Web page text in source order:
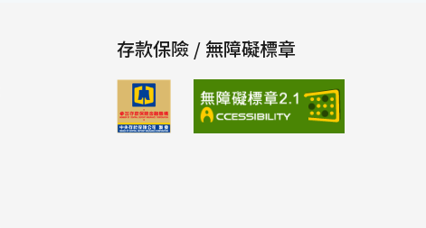
54萬元，歡迎對Fintech有興趣的學生組隊前
來挑戰。 2017「玉山校園黑客松」特別新增
了多項實際影響金融科技發展的重要情境議
題，包含顧客線上瀏覽動線、精確推薦顧客適
合商品、應用AI/AR/VR等科技推廣數位金融業
務等。同時為了讓參賽隊伍能夠實際深入金融
存款保險 / 無障礙標章